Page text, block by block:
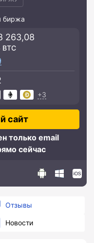
биржа
263,08
BTC
+3
сайт
только email
сейчас
Отзывы
Новости